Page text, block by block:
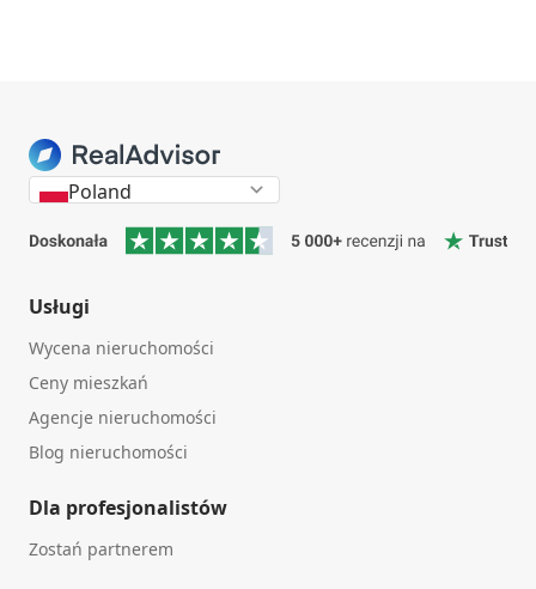
Poland
Usługi
Wycena nieruchomości
Ceny mieszkań
Agencje nieruchomości
Blog nieruchomości
Dla profesjonalistów
Zostań partnerem